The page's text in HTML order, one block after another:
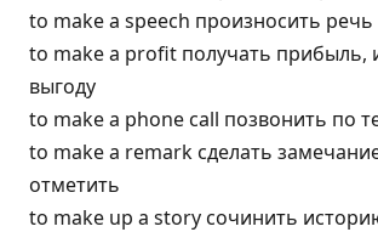
to make a speech произносить речь
to make a profit получать прибыль,
выгоду
to make a phone call позвонить по
to make a remark сделать
отметить
to make up a story сочинить